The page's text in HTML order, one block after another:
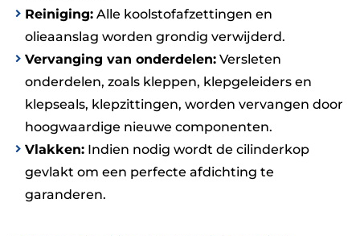
Reiniging: Alle koolstofafzettingen en
olieaanslag worden grondig verwijderd.
Vervanging van onderdelen: Versleten
onderdelen, zoals kleppen, klepgeleiders en
klepseals, klepzittingen, worden vervangen door
hoogwaardige nieuwe componenten.
Vlakken: Indien nodig wordt de cilinderkop
gevlakt om een perfecte afdichting te
garanderen.